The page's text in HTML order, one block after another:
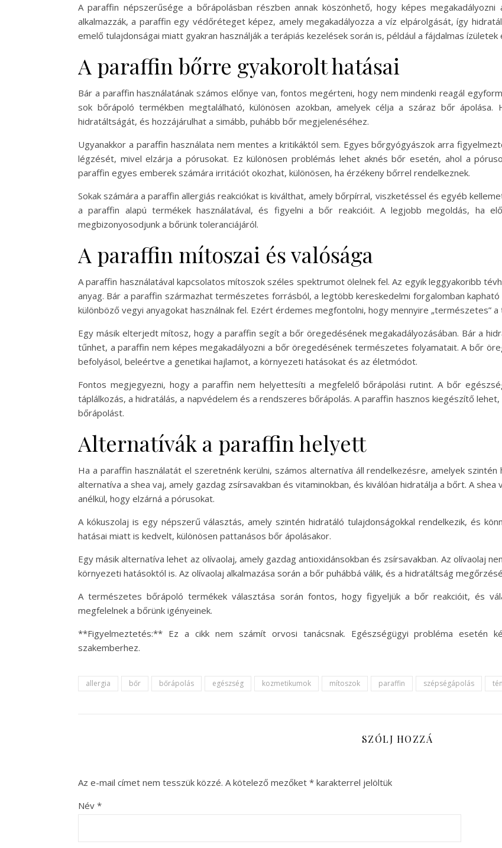
A paraffin népszerűsége a bőrápolásban részben annak köszönhető, hogy képes
alkalmazzák, a paraffin egy védőréteget képez, amely megakadályozza a víz elpárolgását, így
emelő tulajdonságai miatt gyakran használják a terápiás kezelések során is, például a fájdalmas
A paraffin bőrre gyakorolt hatásai
Bár a paraffin használatának számos előnye van, fontos megérteni, hogy nem mindenki reagál
sok bőrápoló termékben megtalálható, különösen azokban, amelyek célja a száraz bőr
hidratáltságát, és hozzájárulhat a simább, puhább bőr megjelenéséhez.
Ugyanakkor a paraffin használata nem mentes a kritikáktól sem. Egyes bőrgyógyászok arra
légzését, mivel elzárja a pórusokat. Ez különösen problémás lehet aknés bőr esetén, ahol a
paraffin egyes emberek számára irritációt okozhat, különösen, ha érzékeny bőrrel rendelkeznek.
Sokak számára a paraffin allergiás reakciókat is kiválthat, amely bőrpírral, viszketéssel és egyéb
a paraffin alapú termékek használatával, és figyelni a bőr reakcióit. A legjobb megoldás, ha
megbizonyosodjunk a bőrünk toleranciájáról.
A paraffin mítoszai és valósága
A paraffin használatával kapcsolatos mítoszok széles spektrumot ölelnek fel. Az egyik leggyakoribb
anyag. Bár a paraffin származhat természetes forrásból, a legtöbb kereskedelmi forgalomban
különböző vegyi anyagokat használnak fel. Ezért érdemes megfontolni, hogy mennyire „természetes” a
Egy másik elterjedt mítosz, hogy a paraffin segít a bőr öregedésének megakadályozásában. Bár a
tűnhet, a paraffin nem képes megakadályozni a bőr öregedésének természetes folyamatait. A bőr
befolyásol, beleértve a genetikai hajlamot, a környezeti hatásokat és az életmódot.
Fontos megjegyezni, hogy a paraffin nem helyettesíti a megfelelő bőrápolási rutint. A bőr
táplálkozás, a hidratálás, a napvédelem és a rendszeres bőrápolás. A paraffin hasznos kiegészítő
bőrápolást.
Alternatívák a paraffin helyett
Ha a paraffin használatát el szeretnénk kerülni, számos alternatíva áll rendelkezésre, amelyek
alternatíva a shea vaj, amely gazdag zsírsavakban és vitaminokban, és kiválóan hidratálja a bőrt. A
anélkül, hogy elzárná a pórusokat.
A kókuszolaj is egy népszerű választás, amely szintén hidratáló tulajdonságokkal rendelkezik, és
hatásai miatt is kedvelt, különösen pattanásos bőr ápolásakor.
Egy másik alternatíva lehet az olívaolaj, amely gazdag antioxidánsokban és zsírsavakban. Az olívaolaj
környezeti hatásoktól is. Az olívaolaj alkalmazása során a bőr puhábbá válik, és a hidratáltság
A természetes bőrápoló termékek választása során fontos, hogy figyeljük a bőr reakcióit, és
megfelelnek a bőrünk igényeinek.
**Figyelmeztetés:** Ez a cikk nem számít orvosi tanácsnak. Egészségügyi probléma esetén
szakemberhez.
allergia bőr bőrápolás egészség kozmetikumok mítoszok paraffin szépségápolás
SZÓLJ HOZZÁ
Az e-mail címet nem tesszük közzé. A kötelező mezőket * karakterrel jelöltük
Név *